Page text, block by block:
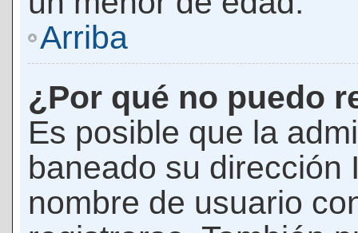
Arriba
¿Por qué no puedo
Es posible que la
baneado su dirección
nombre de usuario